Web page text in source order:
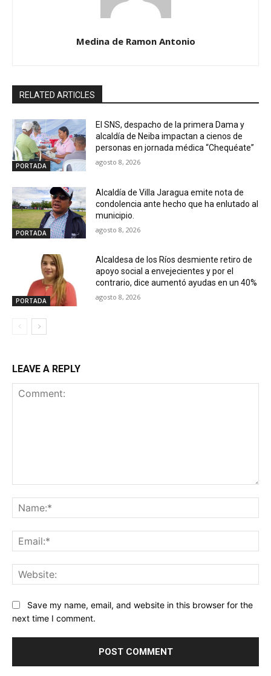
Medina de Ramon Antonio
RELATED ARTICLES
PORTADA
El SNS, despacho de la primera Dama y
alcaldía de Neiba impactan a cienos de
personas en jornada médica “Chequéate”
agosto 8, 2026
PORTADA
Alcaldía de Villa Jaragua emite nota de
condolencia ante hecho que ha enlutado al
municipio.
agosto 8, 2026
PORTADA
Alcaldesa de los Ríos desmiente retiro de
apoyo social a envejecientes y por el
contrario, dice aumentó ayudas en un 40%
agosto 8, 2026
LEAVE A REPLY
Save my name, email, and website in this browser for the
next time I comment.